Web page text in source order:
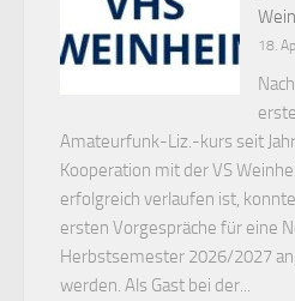
18.
Amateurfunk-Liz.-kurs seit
Kooperation mit der VS
erfolgreich verlaufen ist,
ersten Vorgespräche für eine
Herbstsemester 2026/2027
werden. Als Gast bei der...